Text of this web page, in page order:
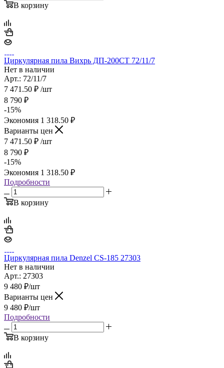
В корзину
Циркулярная пила Вихрь ДП-200СТ 72/11/7
Нет в наличии
Арт.: 72/11/7
7 471.50 ₽ /шт
8 790 ₽
-15%
Экономия 1 318.50 ₽
Варианты цен
7 471.50 ₽ /шт
8 790 ₽
-15%
Экономия 1 318.50 ₽
Подробности
В корзину
Циркулярная пила Denzel CS-185 27303
Нет в наличии
Арт.: 27303
9 480 ₽/шт
Варианты цен
9 480 ₽/шт
Подробности
В корзину